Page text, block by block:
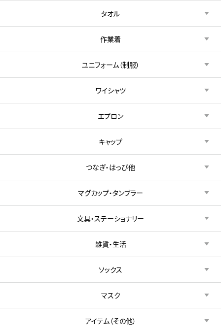
タオル
作業着
ユニフォーム（制服）
ワイシャツ
エプロン
キャップ
つなぎ・はっぴ他
マグカップ・タンブラー
文具・ステーショナリー
雑貨・生活
ソックス
マスク
アイテム（その他）